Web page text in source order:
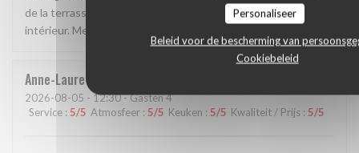
Personaliseer
Beleid voor de bescherming van
Cookiebeleid
de la terrasse grâce à la météo mais le spectacle est a l
intérieur. Merci et continué comme ça
Anne-Laure
2026-08-05 - 12:30 - Gasten 4
Service : 5/5 Atmosfeer : 5/5 Keuken : 5/5 Kwaliteit / Prijs : 5/5